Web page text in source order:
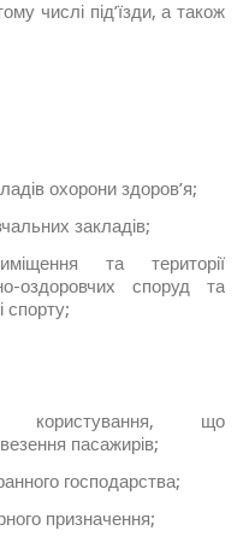
числі під’їзди, а також
охорони здоров’я;
закладів;
та території
оздоровчих споруд та
спорту;
користування, що
пасажирів;
господарства;
призначення;